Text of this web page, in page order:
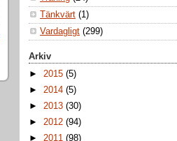
Tänkvärt (1)
Vardagligt (299)
Arkiv
► 2015 (5)
► 2014 (5)
► 2013 (30)
► 2012 (94)
► 2011 (98)